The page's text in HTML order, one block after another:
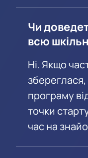
Чи
всю
Ні. Якщо
програму
точки
час на